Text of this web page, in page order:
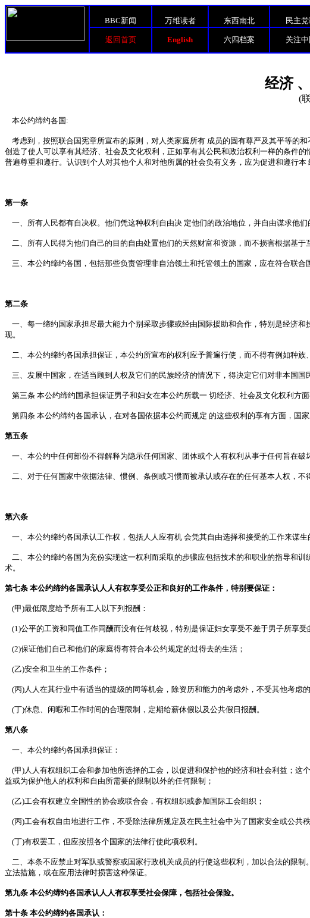
BBC新闻 万维读者 东西南北 民主
返回首页 English 六四档案 关注中
经济
(
本公约缔约各国:
考虑到，按照联合国宪章所宣布的原则，对人类家庭所有 成员的固有尊严及其平等的
创造了使人可以享有其经济、社会及文化权利，正如享有其公民和政治权利一样的条件
普遍尊重和遵行。认识到个人对其他个人和对他所属的社会负有义务，应为促进和遵行本
第一条
一、所有人民都有自决权。他们凭这种权利自由决 定他们的政治地位，并自由谋求他们
二、所有人民得为他们自己的目的自由处置他们的天然财富和资源，而不损害根据基
三、本公约缔约各国，包括那些负责管理非自治领土和托管领土的国家，应在符合联合
第二条
一、每一缔约国家承担尽最大能力个别采取步骤或经由国际援助和合作，特别是经济
现。
二、本公约缔约各国承担保证，本公约所宣布的权利应予普遍行使，而不得有例如种
三、发展中国家，在适当顾到人权及它们的民族经济的情况下，得决定它们对非本国国
第三条 本公约缔约国承担保证男子和妇女在本公约所载一 切经济、社会及文化权利方面
第四条 本公约缔约各国承认，在对各国依据本公约而规定 的这些权利的享有方面，国
第五条
一、本公约中任何部份不得解释为隐示任何国家、团体或个人有权利从事于任何旨在
二、对于任何国家中依据法律、惯例、条例或习惯而被承认或存在的任何基本人权，不
第六条
一、本公约缔约各国承认工作权，包括人人应有机 会凭其自由选择和接受的工作来谋生
二、本公约缔约各国为充份实现这一权利而采取的步骤应包括技术的和职业的指导和
术。
第七条 本公约缔约各国承认人人有权享受公正和良好的工作条件，特别要保证：
(甲)最低限度给予所有工人以下列报酬：
(1)公平的工资和同值工作同酬而没有任何歧视，特别是保证妇女享受不差于男子所享受
(2)保证他们自己和他们的家庭得有符合本公约规定的过得去的生活；
(乙)安全和卫生的工作条件；
(丙)人人在其行业中有适当的提级的同等机会，除资历和能力的考虑外，不受其他考虑的
(丁)休息、闲暇和工作时间的合理限制，定期给薪休假以及公共假日报酬。
第八条
一、本公约缔约各国承担保证：
(甲)人人有权组织工会和参加他所选择的工会，以促进和保护他的经济和社会利益；这
益或为保护他人的权利和自由所需要的限制以外的任何限制；
(乙)工会有权建立全国性的协会或联合会，有权组织或参加国际工会组织；
(丙)工会有权自由地进行工作，不受除法律所规定及在民主社会中为了国家安全或公共
(丁)有权罢工，但应按照各个国家的法律行使此项权利。
二、本条不应禁止对军队或警察或国家行政机关成员的行使这些权利，加以合法的限
立法措施，或在应用法律时损害这种保证。
第九条 本公约缔约各国承认人人有权享受社会保障，包括社会保险。
第十条 本公约缔约各国承认：